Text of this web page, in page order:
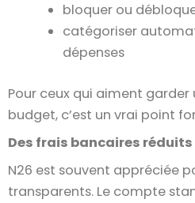
bloquer ou
catégoriser
dépenses
Pour ceux qui aiment
budget, c’est un vrai point
Des frais bancaires réduits
N26 est souvent appréciée
transparents. Le compte